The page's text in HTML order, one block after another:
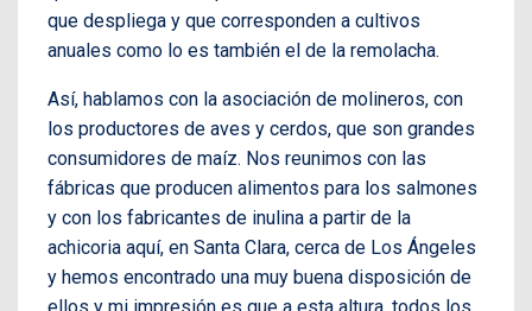
que despliega y que corresponden a cultivos
anuales como lo es también el de la remolacha.
Así, hablamos con la asociación de molineros, con
los productores de aves y cerdos, que son grandes
consumidores de maíz. Nos reunimos con las
fábricas que producen alimentos para los salmones
y con los fabricantes de inulina a partir de la
achicoria aquí, en Santa Clara, cerca de Los Ángeles
y hemos encontrado una muy buena disposición de
ellos y mi impresión es que a esta altura, todos los